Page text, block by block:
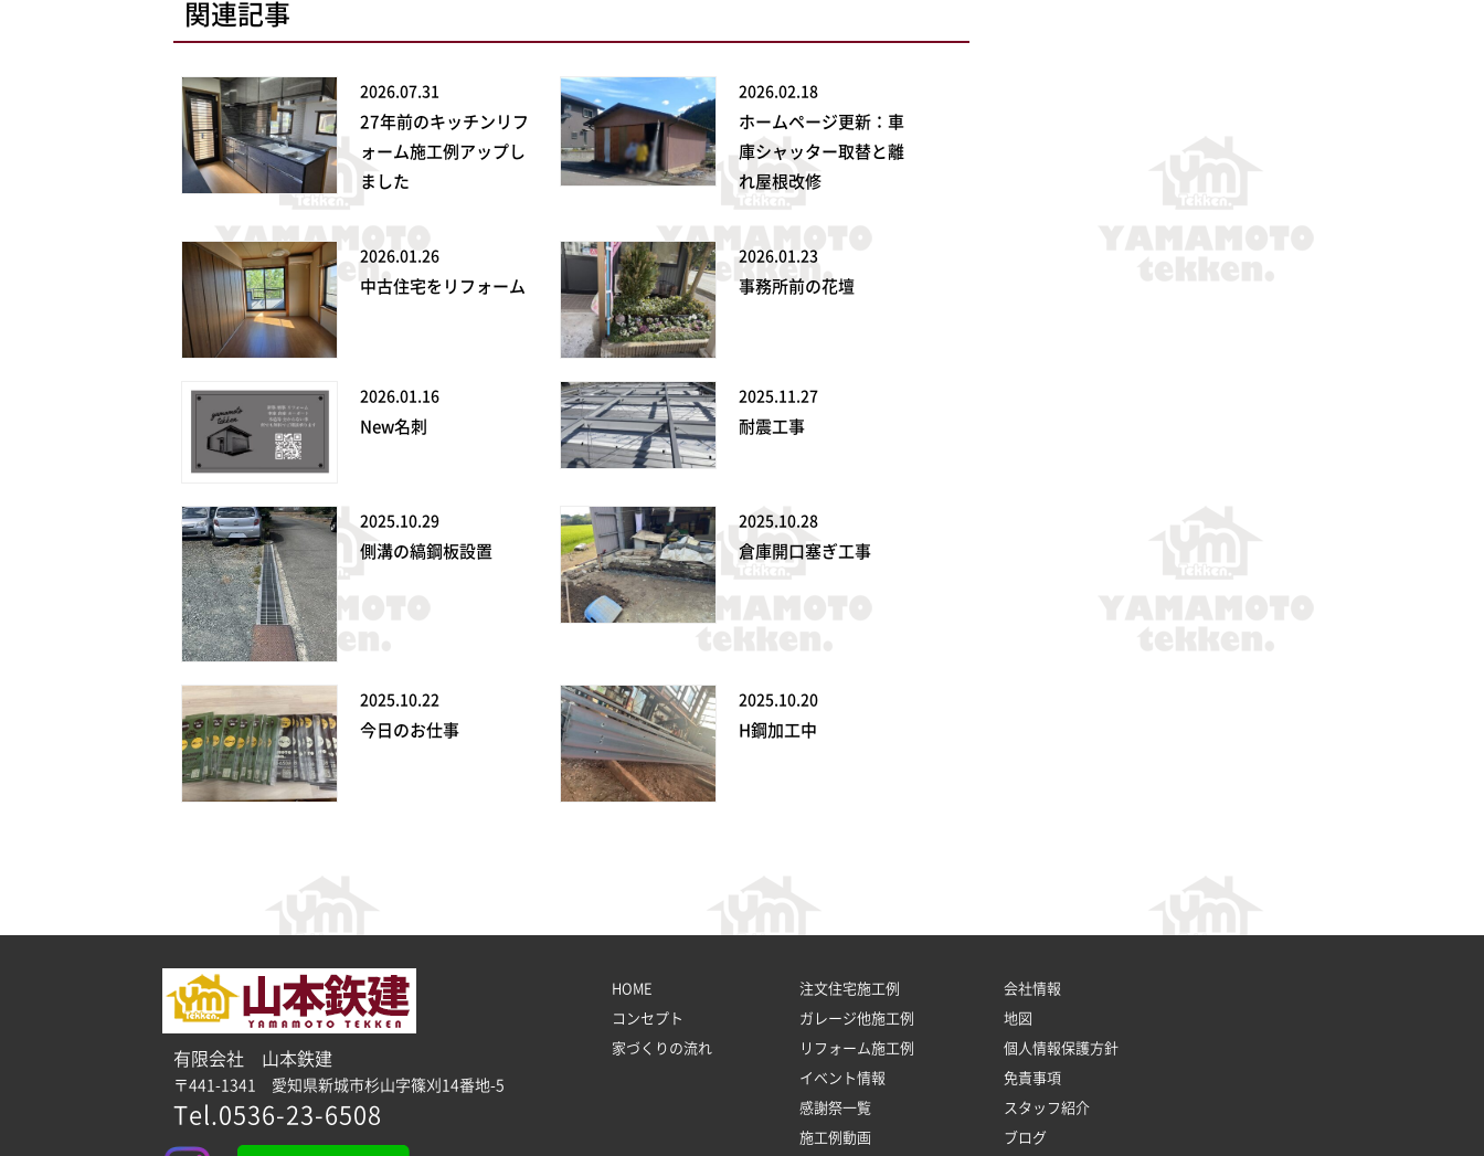
関連記事
2026.07.31
27年前のキッチンリフ
ォーム施工例アップし
ました
2026.02.18
ホームページ更新：車
庫シャッター取替と離
れ屋根改修
2026.01.26
中古住宅をリフォーム
2026.01.23
事務所前の花壇
2026.01.16
New名刺
2025.11.27
耐震工事
2025.10.29
側溝の縞鋼板設置
2025.10.28
倉庫開口塞ぎ工事
2025.10.22
今日のお仕事
2025.10.20
H鋼加工中
有限会社 山本鉄建
〒441-1341 愛知県新城市杉山字篠刈14番地-5
Tel.0536-23-6508
HOME
コンセプト
家づくりの流れ
注文住宅施工例
ガレージ他施工例
リフォーム施工例
イベント情報
感謝祭一覧
施工例動画
会社情報
地図
個人情報保護方針
免責事項
スタッフ紹介
ブログ